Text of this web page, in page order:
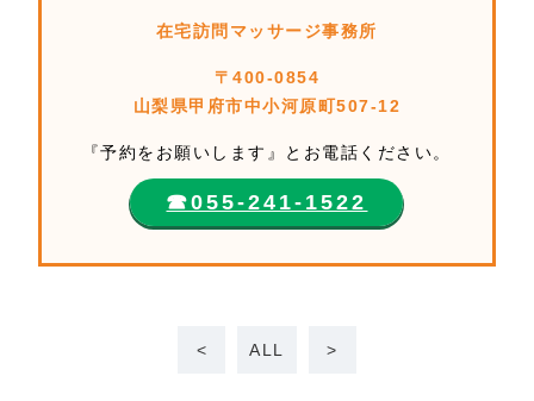
在宅訪問マッサージ事務所
〒400-0854
山梨県甲府市中小河原町507-12
『予約をお願いします』とお電話ください。
☎︎055-241-1522
< ALL >